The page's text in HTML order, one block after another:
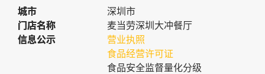
城市
城市
深圳市
门店名称
门店名称
麦当劳深圳大冲餐厅
信息公示
信息公示
营业执照
食品经营许可证
食品安全监督量化分级